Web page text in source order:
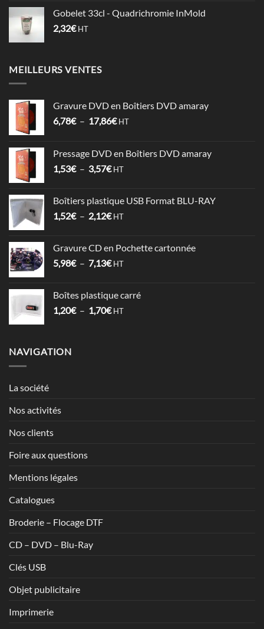
Gobelet 33cl - Quadrichromie InMold
2,32€ HT
MEILLEURS VENTES
Gravure DVD en Boîtiers DVD amaray
6,78€ – 17,86€Plage
6,78€
à
HT
Pressage DVD en Boîtiers DVD amaray
1,53€ – 3,57€Plage
1,53€
à
HT
Boîtiers plastique USB Format BLU-RAY
1,52€ – 2,12€Plage
1,52€
à
HT
Gravure CD en Pochette cartonnée
5,98€ – 7,13€Plage
5,98€
à
HT
Boîtes plastique carré
1,20€ – 1,70€Plage
HT
NAVIGATION
La société
Nos activités
Nos clients
Foire aux questions
Mentions légales
Catalogues
Broderie – Flocage DTF
CD – DVD – Blu-Ray
Clés USB
Objet publicitaire
Imprimerie